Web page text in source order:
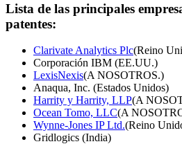
Lista de las principales
patentes:
Clarivate Analytics Plc(Reino
Corporación IBM (EE.UU.)
LexisNexis(A NOSOTROS.)
Anaqua, Inc. (Estados Unidos)
Harrity y Harrity, LLP(A
Ocean Tomo, LLC(A
Wynne-Jones IP Ltd.(Reino
Gridlogics (India)